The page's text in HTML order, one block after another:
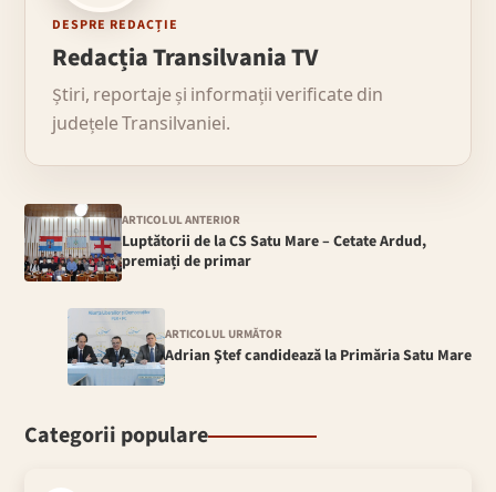
DESPRE REDACȚIE
Redacția Transilvania TV
Știri, reportaje și informații verificate din
județele Transilvaniei.
ARTICOLUL ANTERIOR
Luptătorii de la CS Satu Mare – Cetate Ardud,
premiați de primar
ARTICOLUL URMĂTOR
Adrian Ştef candidează la Primăria Satu Mare
Categorii populare